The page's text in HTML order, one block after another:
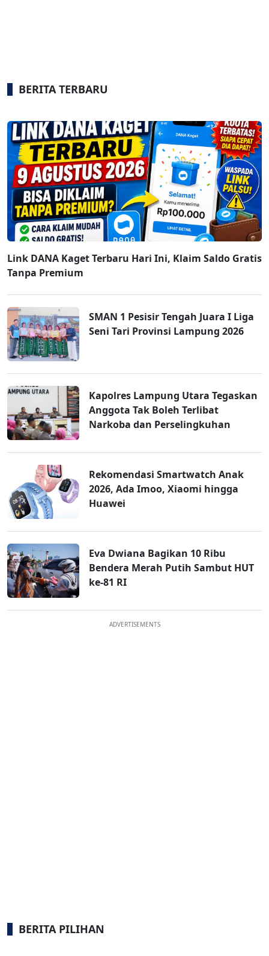
BERITA TERBARU
Link DANA Kaget Terbaru Hari Ini, Klaim Saldo Gratis
Tanpa Premium
SMAN 1 Pesisir Tengah Juara I Liga
Seni Tari Provinsi Lampung 2026
Kapolres Lampung Utara Tegaskan
Anggota Tak Boleh Terlibat
Narkoba dan Perselingkuhan
Rekomendasi Smartwatch Anak
2026, Ada Imoo, Xiaomi hingga
Huawei
Eva Dwiana Bagikan 10 Ribu
Bendera Merah Putih Sambut HUT
ke-81 RI
ADVERTISEMENTS
BERITA PILIHAN